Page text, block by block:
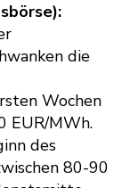
die
Wochen
EUR/MWh.
des
80-90